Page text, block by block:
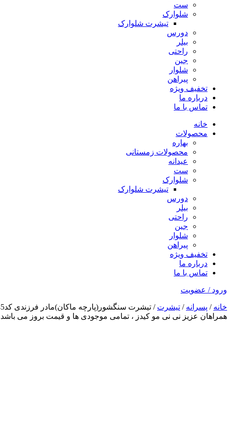
ست
شلوارک
تیشرت شلوارک
دورس
بیلر
راحتی
جین
شلوار
پیراهن
تخفیف ویژه
درباره ما
تماس با ما
خانه
محصولات
بهاره
محصولات زمستانی
عیدانه
ست
شلوارک
تیشرت شلوارک
دورس
بیلر
راحتی
جین
شلوار
پیراهن
تخفیف ویژه
درباره ما
تماس با ما
ورود / عضویت
خانه / پسرانه / تیشرت / تیشرت سنگشور(پارچه ماکان)مادر فرزندی کد1445
همراهان عزیز نی نی مو کیدز ، تمامی موجودی ها و قیمت بروز می